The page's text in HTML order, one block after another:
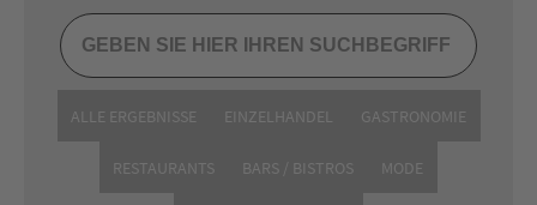
ALLE ERGEBNISSE EINZELHANDEL GASTRONOMIE
RESTAURANTS BARS / BISTROS MODE